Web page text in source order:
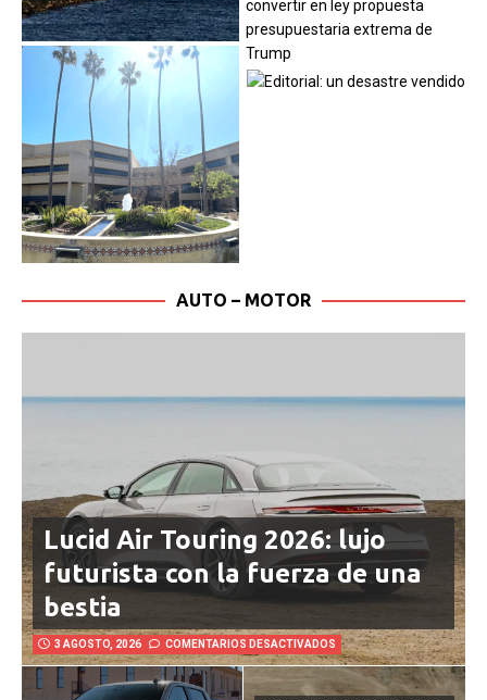
AUTO – MOTOR
Lucid Air Touring 2026: lujo
futurista con la fuerza de una
bestia
3 AGOSTO, 2026 COMENTARIOS DESACTIVADOS